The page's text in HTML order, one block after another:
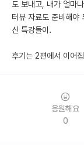
도 보내고, 내가 얼마
터뷰 자료도 준비해야
신 특강들이.
후기는 2편에서 이어
응원해요
0